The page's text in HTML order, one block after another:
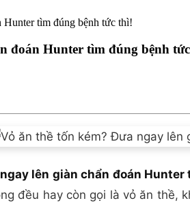
Hunter tìm đúng bệnh tức thì!
đoán Hunter tìm đúng bệnh
lên giàn chẩn đoán
đều hay còn gọi là vỏ ăn thề,